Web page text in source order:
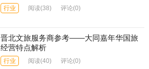
行业 阅读(38) 评论(0)
晋北文旅服务商参考——大同嘉年华国旅
经营特点解析
行业 阅读(40) 评论(0)